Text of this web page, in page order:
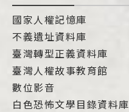
國家人權記憶庫
不義遺址資料庫
臺灣轉型正義資料庫
臺灣人權故事教育館
數位影音
白色恐怖文學目錄資料庫